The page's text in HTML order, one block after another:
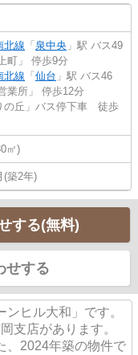
北線 「 泉中央 」駅 バス49
町」 停歩9分
北線 「 仙台 」駅 バス46
業所」 停歩12分
の丘」バス停下車 徒歩
㎡)
(築2年)
する(無料)
せする
ヒル大和」です。
支店があります。
、2024年築の物件で